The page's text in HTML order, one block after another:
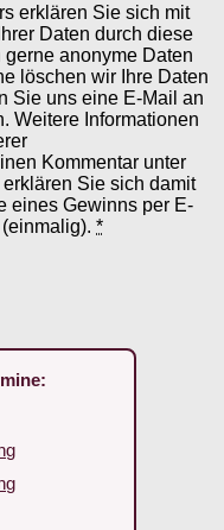
erklären Sie sich mit
Daten durch diese
anonyme Daten
löschen wir Ihre Daten
Sie uns eine E-Mail an
Weitere Informationen
Kommentar unter
Sie sich damit
eines Gewinns per E-
*